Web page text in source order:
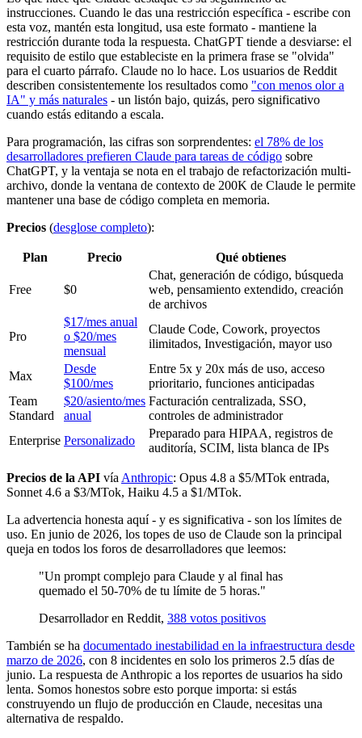
instrucciones. Cuando le das una restricción específica - escribe con
esta voz, mantén esta longitud, usa este formato - mantiene la
restricción durante toda la respuesta. ChatGPT tiende a desviarse: el
requisito de estilo que estableciste en la primera frase se "olvida"
para el cuarto párrafo. Claude no lo hace. Los usuarios de Reddit
describen consistentemente los resultados como "con menos olor a
IA" y más naturales - un listón bajo, quizás, pero significativo
cuando estás editando a escala.
Para programación, las cifras son sorprendentes: el 78% de los
desarrolladores prefieren Claude para tareas de código sobre
ChatGPT, y la ventaja se nota en el trabajo de refactorización multi-
archivo, donde la ventana de contexto de 200K de Claude le permite
mantener una base de código completa en memoria.
Precios (desglose completo):
Plan Precio Qué obtienes
Free $0
Chat, generación de código, búsqueda
web, pensamiento extendido, creación
de archivos
Pro
$17/mes anual
o $20/mes
mensual
Claude Code, Cowork, proyectos
ilimitados, Investigación, mayor uso
Max
Desde
$100/mes
Entre 5x y 20x más de uso, acceso
prioritario, funciones anticipadas
Team
Standard
$20/asiento/mes
anual
Facturación centralizada, SSO,
controles de administrador
Enterprise Personalizado
Preparado para HIPAA, registros de
auditoría, SCIM, lista blanca de IPs
Precios de la API vía Anthropic: Opus 4.8 a $5/MTok entrada,
Sonnet 4.6 a $3/MTok, Haiku 4.5 a $1/MTok.
La advertencia honesta aquí - y es significativa - son los límites de
uso. En junio de 2026, los topes de uso de Claude son la principal
queja en todos los foros de desarrolladores que leemos:
"Un prompt complejo para Claude y al final has
quemado el 50-70% de tu límite de 5 horas."
Desarrollador en Reddit, 388 votos positivos
También se ha documentado inestabilidad en la infraestructura desde
marzo de 2026, con 8 incidentes en solo los primeros 2.5 días de
junio. La respuesta de Anthropic a los reportes de usuarios ha sido
lenta. Somos honestos sobre esto porque importa: si estás
construyendo un flujo de producción en Claude, necesitas una
alternativa de respaldo.